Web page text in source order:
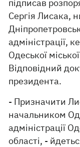
підписав
Сергія Лисака,
адміністрації,
Одеської
Відповідний
президента.
- Призначити
начальником
адміністрації
області, -